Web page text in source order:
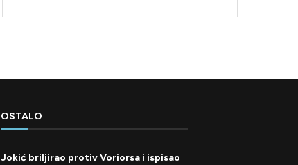
OSTALO
Jokić briljirao protiv Voriorsa i ispisao